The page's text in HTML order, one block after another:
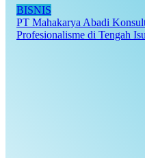
BISNIS
PT Mahakarya Abadi
Profesionalisme di Tengah